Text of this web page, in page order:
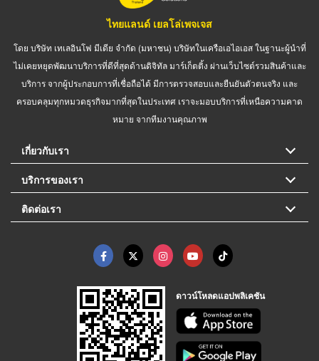
ไทยแลนด์ เยลโล่เพจเจส
โดย บริษัท เทเลอินโฟ มีเดีย จำกัด (มหาชน) บริษัทในเครือเอไอเอส ในฐานะผู้นำที่
ไม่เคยหยุดพัฒนาบริการที่ดีที่สุดด้านดิจิทัล มาร์เก็ตติ้ง ผ่านเว็บไซต์รวมสินค้าและ
บริการ จากผู้ประกอบการที่เชื่อถือได้ มีการตรวจสอบและยืนยันตัวตนจริง และ
ครอบคลุมทุกหมวดธุรกิจมากที่สุดในประเทศ เราจะมอบบริการที่เหนือความคาด
หมาย จากทีมงานคุณภาพ
เกี่ยวกับเรา
บริการของเรา
ติดต่อเรา
ดาวน์โหลดแอปพลิเคชัน